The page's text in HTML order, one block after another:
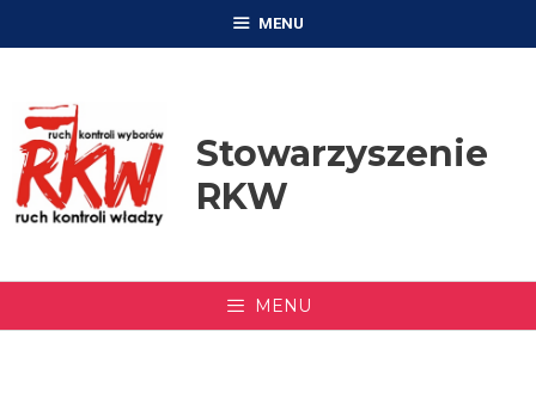
MENU
Stowarzyszenie
RKW
MENU